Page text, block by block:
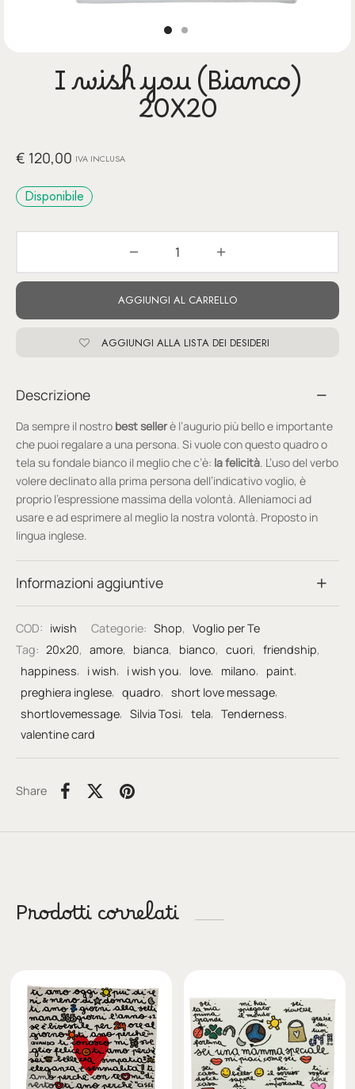
I wish you (Bianco)
20X20
€ 120,00 IVA INCLUSA
Disponibile
AGGIUNGI AL CARRELLO
AGGIUNGI ALLA LISTA DEI DESIDERI
Descrizione
Da sempre il nostro best sellerè l’augurio più bello e importante
che puoi regalare a una persona. Si vuole con questo quadro o
tela su fondale bianco il meglio che c’è: la felicità. L’uso del verbo
volere declinato alla prima persona dell’indicativo voglio, è
proprio l’espressione massima della volontà. Alleniamoci ad
usare e ad esprimere al meglio la nostra volontà. Proposto in
lingua inglese.
Informazioni aggiuntive
COD: iwish Categorie: Shop, Voglio per Te
Tag: 20x20, amore, bianca, bianco, cuori, friendship,
happiness, i wish, i wish you, love, milano, paint,
preghiera inglese, quadro, short love message,
shortlovemessage, Silvia Tosi, tela, Tenderness,
valentine card
Share
Prodotti correlati
pezzi unici
Felici